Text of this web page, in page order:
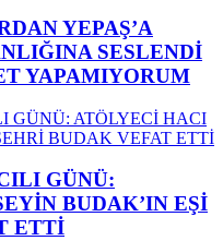
YEPAŞ’A
SESLENDİ
YAPAMIYORUM
GÜNÜ:
BUDAK’IN EŞİ
ETTİ